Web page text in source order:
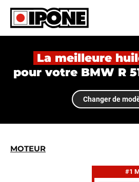
Ipone
HUILES MOTEUR
ENTRETIEN
MAINTENANCE
LIFESTYLE
LA MARQUE
La meilleure
pour votre BMW R
Changer de
MOTEUR
#1